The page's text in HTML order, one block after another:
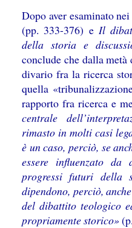
Dopo aver esaminato
(pp. 333-376) e Il
della storia e
conclude che dalla
divario fra la ricerca
quella
rapporto fra ricerca e
centrale
rimasto in molti casi
è un caso, perciò, se
essere influenzato
progressi futuri della
dipendono, perciò,
del dibattito teologico
propriamente storico»